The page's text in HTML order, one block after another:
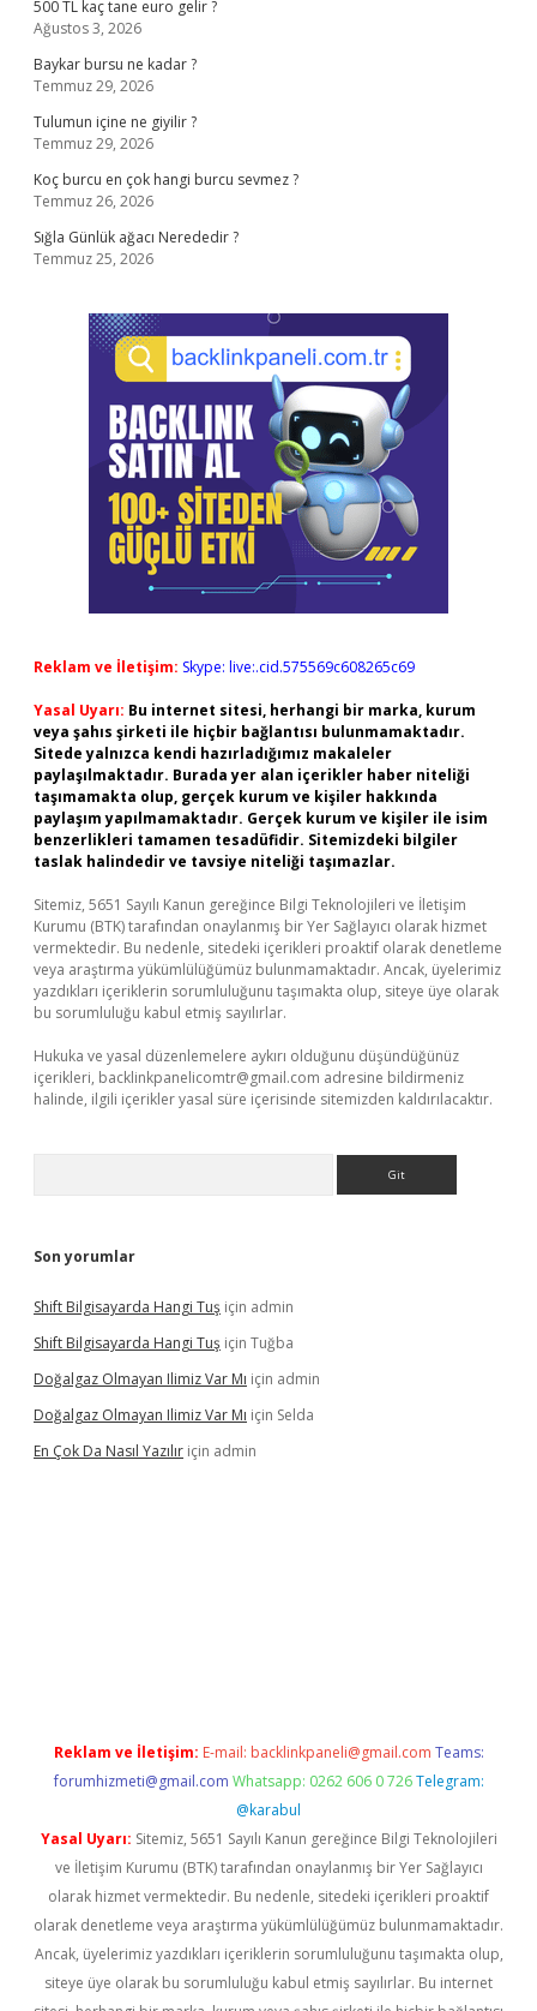
500 TL kaç tane euro gelir ?
Ağustos 3, 2026
Baykar bursu ne kadar ?
Temmuz 29, 2026
Tulumun içine ne giyilir ?
Temmuz 29, 2026
Koç burcu en çok hangi burcu sevmez ?
Temmuz 26, 2026
Sığla Günlük ağacı Nerededir ?
Temmuz 25, 2026
Reklam ve İletişim: Skype: live:.cid.575569c608265c69
Yasal Uyarı: Bu internet sitesi, herhangi bir marka, kurum
veya şahıs şirketi ile hiçbir bağlantısı bulunmamaktadır.
Sitede yalnızca kendi hazırladığımız makaleler
paylaşılmaktadır. Burada yer alan içerikler haber niteliği
taşımamakta olup, gerçek kurum ve kişiler hakkında
paylaşım yapılmamaktadır. Gerçek kurum ve kişiler ile isim
benzerlikleri tamamen tesadüfidir. Sitemizdeki bilgiler
taslak halindedir ve tavsiye niteliği taşımazlar.
Sitemiz, 5651 Sayılı Kanun gereğince Bilgi Teknolojileri ve İletişim
Kurumu (BTK) tarafından onaylanmış bir Yer Sağlayıcı olarak hizmet
vermektedir. Bu nedenle, sitedeki içerikleri proaktif olarak denetleme
veya araştırma yükümlülüğümüz bulunmamaktadır. Ancak, üyelerimiz
yazdıkları içeriklerin sorumluluğunu taşımakta olup, siteye üye olarak
bu sorumluluğu kabul etmiş sayılırlar.
Hukuka ve yasal düzenlemelere aykırı olduğunu düşündüğünüz
içerikleri, backlinkpanelicomtr@gmail.com adresine bildirmeniz
halinde, ilgili içerikler yasal süre içerisinde sitemizden kaldırılacaktır.
Son yorumlar
Shift Bilgisayarda Hangi Tuş için admin
Shift Bilgisayarda Hangi Tuş için Tuğba
Doğalgaz Olmayan Ilimiz Var Mı için admin
Doğalgaz Olmayan Ilimiz Var Mı için Selda
En Çok Da Nasıl Yazılır için admin
Reklam ve İletişim: E-mail: backlinkpaneli@gmail.com Teams:
forumhizmeti@gmail.com Whatsapp: 0262 606 0 726 Telegram:
@karabul
Yasal Uyarı: Sitemiz, 5651 Sayılı Kanun gereğince Bilgi Teknolojileri
ve İletişim Kurumu (BTK) tarafından onaylanmış bir Yer Sağlayıcı
olarak hizmet vermektedir. Bu nedenle, sitedeki içerikleri proaktif
olarak denetleme veya araştırma yükümlülüğümüz bulunmamaktadır.
Ancak, üyelerimiz yazdıkları içeriklerin sorumluluğunu taşımakta olup,
siteye üye olarak bu sorumluluğu kabul etmiş sayılırlar. Bu internet